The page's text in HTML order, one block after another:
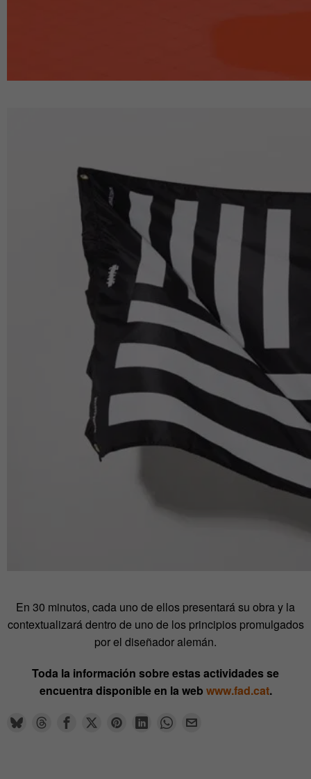
En 30 minutos, cada uno de ellos presentará su obra y la
contextualizará dentro de uno de los principios promulgados
por el diseñador alemán.
Toda la información sobre estas actividades se
encuentra disponible en la web www.fad.cat.